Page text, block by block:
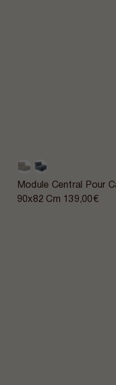
Module Central Pour
90x82 Cm 139,00€